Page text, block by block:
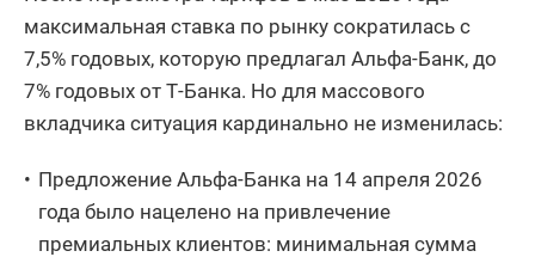
максимальная ставка по рынку сократилась с
7,5% годовых, которую предлагал Альфа-Банк, до
7% годовых от Т-Банка. Но для массового
вкладчика ситуация кардинально не изменилась:
Предложение Альфа-Банка на 14 апреля 2026
года было нацелено на привлечение
премиальных клиентов: минимальная сумма